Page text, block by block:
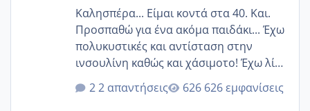
Καλησπέρα... Είμαι κοντά στα 40. Και.
Προσπαθώ για ένα ακόμα παιδάκι... Έχω
πολυκυστικές και αντίσταση στην
ινσουλίνη καθώς και χάσιμοτο! Έχω λίγα
κιλά παραπάνω και όσο κ αν προσπαθώ
δεν χάνω εύκολα! Προσπαθώ για ακόμη
2 απαντήσεις 626 εμφανίσεις